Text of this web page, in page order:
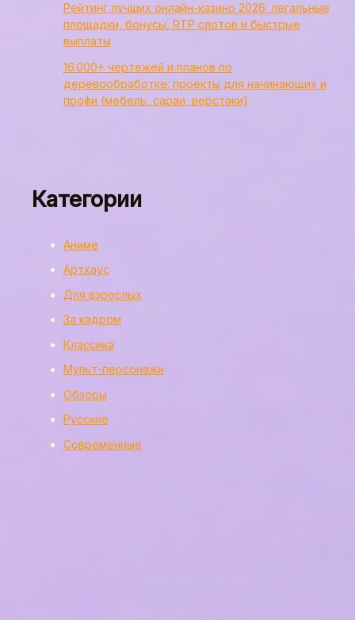
Рейтинг лучших онлайн-казино 2026: легальные
площадки, бонусы, RTP слотов и быстрые
выплаты
16 000+ чертежей и планов по
деревообработке: проекты для начинающих и
профи (мебель, сараи, верстаки)
Категории
Аниме
Артхаус
Для взрослых
За кадром
Классика
Мульт-персонажи
Обзоры
Русские
Современные